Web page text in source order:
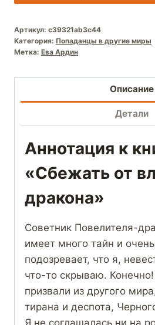
Артикул: c39321ab3c44
Категория: Попаданцы в другие миры
Метка: Ева Ардин
Описание
Детали
Аннотация к
«Сбежать от
дракона»
Советник Повелителя-
имеет много тайн и
подозревает, что я,
что-то скрываю.
призвали из другого
тирана и деспота,